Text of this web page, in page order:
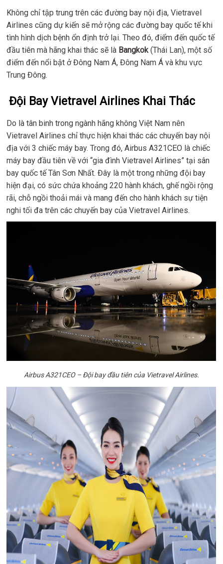
Không chỉ tập trung trên các đường bay nội địa, Vietravel
Airlines cũng dự kiến sẽ mở rộng các đường bay quốc tế khi
tình hình dịch bệnh ổn định trở lại. Theo đó, điểm đến quốc tế
đầu tiên mà hãng khai thác sẽ là Bangkok(Thái Lan), một số
điểm đến nổi bật ở Đông Nam Á, Đông Nam Á và khu vực
Trung Đông.
Đội Bay Vietravel Airlines Khai Thác
Do là tân binh trong ngành hãng không Việt Nam nên
Vietravel Airlines chỉ thực hiện khai thác các chuyến bay nội
địa với 3 chiếc máy bay. Trong đó, Airbus A321CEO là chiếc
máy bay đầu tiên về với “gia đình Vietravel Airlines” tại sân
bay quốc tế Tân Sơn Nhất. Đây là một trong những đội bay
hiện đại, có sức chứa khoảng 220 hành khách, ghế ngồi rộng
rãi, chỗ ngồi thoải mái và mang đến cho hành khách sự tiện
nghi tối đa trên các chuyến bay của Vietravel Airlines.
Airbus A321CEO – Đội bay đầu tiên của Vietravel Airlines.